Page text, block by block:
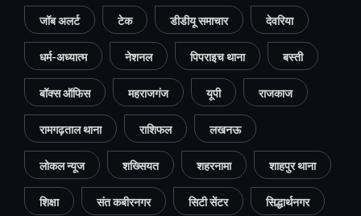
जॉब अलर्ट टेक डीडीयू समाचार देवरिया
धर्म-अध्यात्म नेशनल पिपराइच थाना बस्ती
बॉक्स ऑफिस महराजगंज यूपी राजकाज
रामगढ़ताल थाना राशिफल लखनऊ
लोकल न्यूज शख्सियत शहरनामा शाहपुर थाना
शिक्षा संत कबीरनगर सिटी सेंटर सिद्धार्थनगर